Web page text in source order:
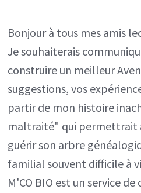
Bonjour à tous mes amis
Je souhaiterais
construire un meilleur
suggestions, vos
partir de mon histoire
maltraité" qui permettrait
guérir son arbre
familial souvent difficile à
M'CO BIO est un service